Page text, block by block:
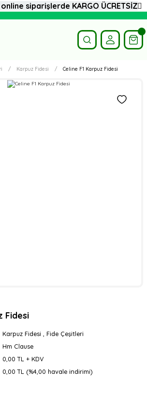
Karpuz Fidesi Celine F1 Karpuz Fidesi
Fidesi
Karpuz Fidesi
Fide Çeşitleri
Hm Clause
0,00 TL + KDV
0,00 TL (%4,00 havale indirimi)
siparişlerde KARGO ÜCRETSİZ